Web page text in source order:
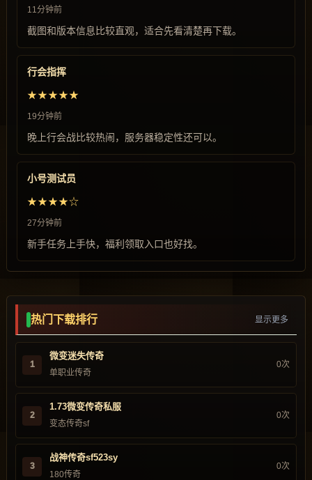
11分钟前
截图和版本信息比较直观，适合先看清楚再下载。
行会指挥
★★★★★
19分钟前
晚上行会战比较热闹，服务器稳定性还可以。
小号测试员
★★★★☆
27分钟前
新手任务上手快，福利领取入口也好找。
热门下载排行 显示更多
1
微变迷失传奇
单职业传奇
0次
2
1.73微变传奇私服
变态传奇sf
0次
3
战神传奇sf523sy
180传奇
0次